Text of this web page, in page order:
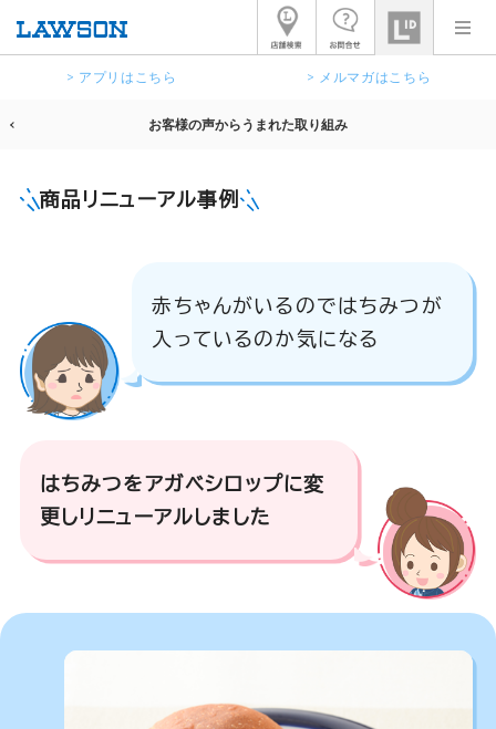
> アプリはこちら > メルマガはこちら
お客様の声からうまれた取り組み
商品リニューアル事例
赤ちゃんがいるのではちみつが
入っているのか気になる
はちみつをアガベシロップに変
更しリニューアルしました